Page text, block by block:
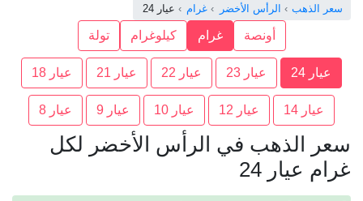
سعر الذهب الرأس الأخضر غرام عيار 24
أونصة غرام كيلوغرام تولة
عيار 24 عيار 23 عيار 22 عيار 21 عيار 18
عيار 14 عيار 12 عيار 10 عيار 9 عيار 8
سعر الذهب في الرأس الأخضر لكل
غرام عيار 24